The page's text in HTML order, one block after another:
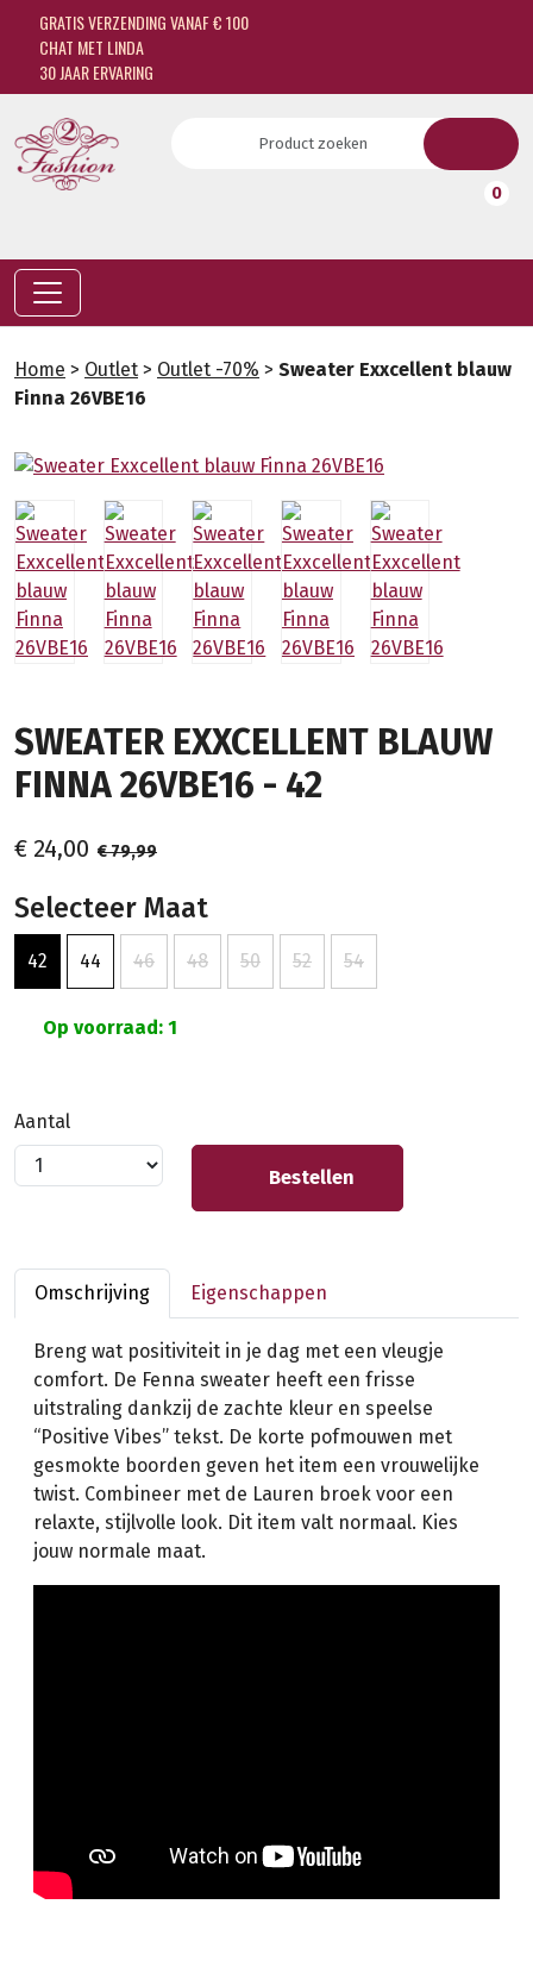
GRATIS VERZENDING VANAF € 100
CHAT MET LINDA
30 JAAR ERVARING
0
Home > Outlet > Outlet -70% > Sweater Exxcellent blauw
Finna 26VBE16
SWEATER EXXCELLENT BLAUW
FINNA 26VBE16 - 42
€ 24,00 € 79,99
Selecteer Maat
42 44 46 48 50 52 54
Op voorraad: 1
Aantal
Bestellen
Omschrijving Eigenschappen
Breng wat positiviteit in je dag met een vleugje
comfort. De Fenna sweater heeft een frisse
uitstraling dankzij de zachte kleur en speelse
“Positive Vibes” tekst. De korte pofmouwen met
gesmokte boorden geven het item een vrouwelijke
twist. Combineer met de Lauren broek voor een
relaxte, stijlvolle look. Dit item valt normaal. Kies
jouw normale maat.